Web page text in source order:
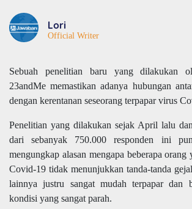
Lori
Official Writer
Sebuah penelitian baru yang dilakukan
23andMe memastikan adanya hubungan
dengan kerentanan seseorang terpapar virus
Penelitian yang dilakukan sejak April lalu
dari sebanyak 750.000 responden ini
mengungkap alasan mengapa beberapa orang
Covid-19 tidak menunjukkan tanda-tanda
lainnya justru sangat mudah terpapar dan
kondisi yang sangat parah.